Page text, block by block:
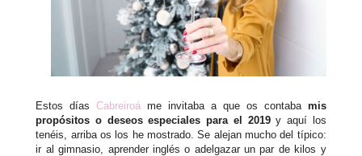
Estos díasCabreiroá me invitaba a que os contaba mis
propósitos o deseos especiales para el 2019y aquí los
tenéis, arriba os los he mostrado. Se alejan mucho del típico:
ir al gimnasio, aprender inglés o adelgazar un par de kilos y